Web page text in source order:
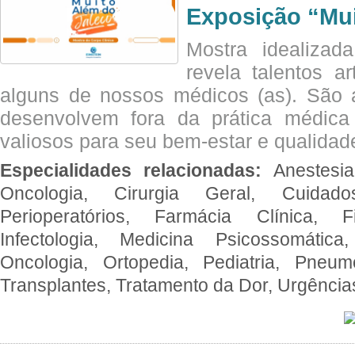
Exposição
Mostra
revela talentos
alguns de nossos médicos (as). São
desenvolvem fora da prática
valiosos para seu bem-estar e
Especialidades relacionadas:
Oncologia, Cirurgia Geral,
Perioperatórios, Farmácia Clínica,
Infectologia, Medicina
Oncologia, Ortopedia, Pediatria,
Transplantes, Tratamento da Dor,